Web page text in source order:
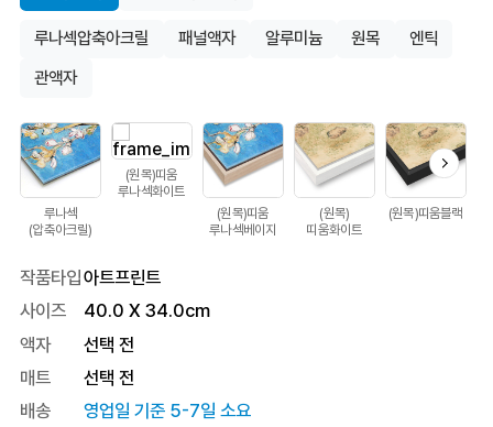
루나섹압축아크릴 패널액자 알루미늄 원목
엔틱
관액자
루나섹
(압축아크릴)
(원목)띠움
루나섹화이트
(원목)띠움
루나섹베이지
(원목)
띠움화이트
(원목)띠움블랙
작품타입아트프린트
사이즈
40.0 X 34.0cm
액자
선택 전
매트
선택 전
배송
영업일 기준 5-7일 소요